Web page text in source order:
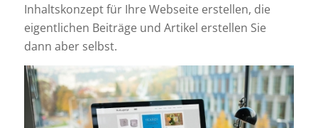
Inhaltskonzept für Ihre Webseite erstellen, die
eigentlichen Beiträge und Artikel erstellen Sie
dann aber selbst.